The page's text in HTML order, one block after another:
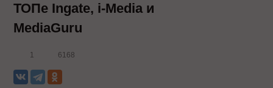
ТОПе Ingate, i-Media и
MediaGuru
1 6168